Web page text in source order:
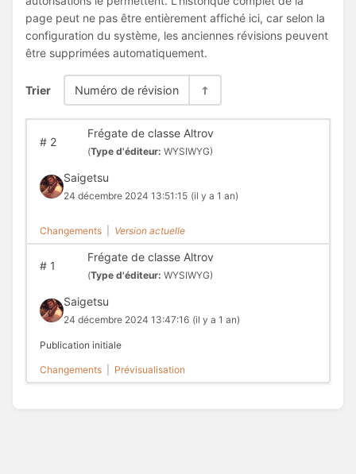
page peut ne pas être entièrement affiché ici, car selon la
configuration du système, les anciennes révisions peuvent
être supprimées automatiquement.
Trier Numéro de révision
#2
Frégate de classe Altrov
(Type d'éditeur: WYSIWYG)
Saigetsu
24 décembre 2024 13:51:15 (il y a 1 an)
Changements Version actuelle
#1
Frégate de classe Altrov
(Type d'éditeur: WYSIWYG)
Saigetsu
24 décembre 2024 13:47:16 (il y a 1 an)
Publication initiale
Changements Prévisualisation